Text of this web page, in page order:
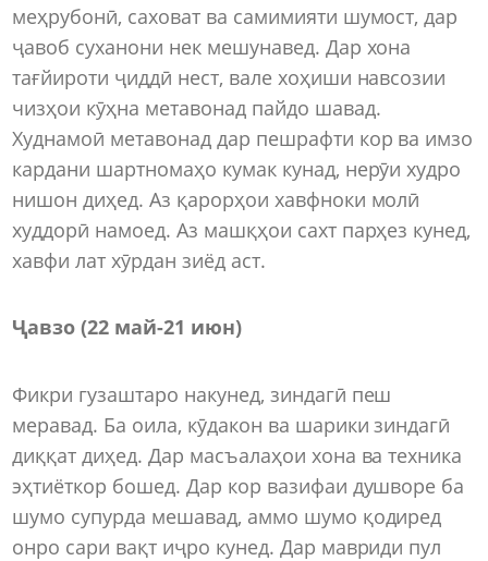
меҳрубонӣ, саховат ва самимияти шумост, дар
ҷавоб суханони нек мешунавед. Дар хона
тағйироти ҷиддӣ нест, вале хоҳиши навсозии
чизҳои кӯҳна метавонад пайдо шавад.
Худнамоӣ метавонад дар пешрафти кор ва имзо
кардани шартномаҳо кумак кунад, нерӯи худро
нишон диҳед. Аз қарорҳои хавфноки молӣ
худдорӣ намоед. Аз машқҳои сахт парҳез кунед,
хавфи лат хӯрдан зиёд аст.
Ҷавзо (22 май-21 июн)
Фикри гузаштаро накунед, зиндагӣ пеш
меравад. Ба оила, кӯдакон ва шарики зиндагӣ
диққат диҳед. Дар масъалаҳои хона ва техника
эҳтиёткор бошед. Дар кор вазифаи душворе ба
шумо супурда мешавад, аммо шумо қодиред
онро сари вақт иҷро кунед. Дар мавриди пул